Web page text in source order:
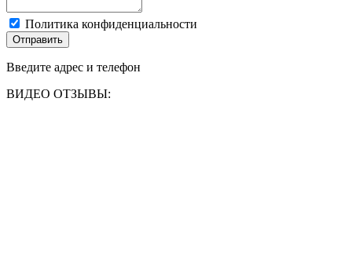
Политика конфиденциальности
Отправить
Введите адрес и телефон
ВИДЕО ОТЗЫВЫ: